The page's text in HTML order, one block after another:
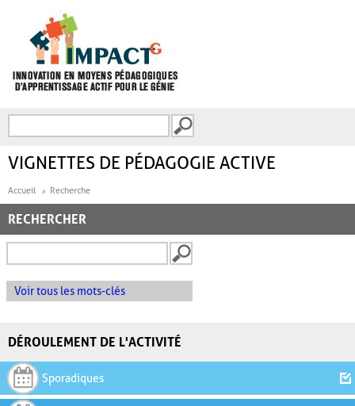
FORMULAIRE DE
VIGNETTES DE PÉDAGOGIE ACTIVE
Accueil Recherche
RECHERCHER
Voir tous les mots-clés
DÉROULEMENT DE L'ACTIVITÉ
Sporadiques